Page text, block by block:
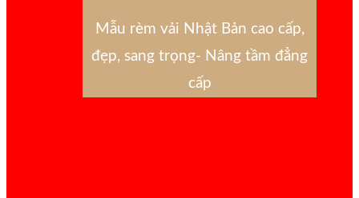
Mẫu rèm vải Nhật Bản cao cấp,
đẹp, sang trọng- Nâng tầm đẳng
cấp